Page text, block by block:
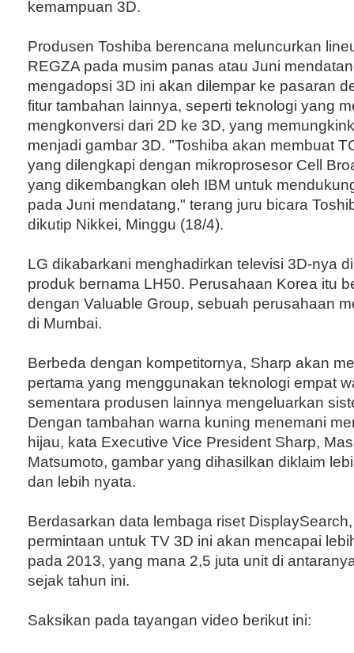
kemampuan 3D.
Produsen Toshiba berencana meluncurkan
REGZA pada musim panas atau Juni
mengadopsi 3D ini akan dilempar ke pasaran
fitur tambahan lainnya, seperti teknologi yang
mengkonversi dari 2D ke 3D, yang
menjadi gambar 3D. "Toshiba akan membuat
yang dilengkapi dengan mikroprosesor Cell
yang dikembangkan oleh IBM untuk
pada Juni mendatang," terang juru bicara
dikutip Nikkei, Minggu (18/4).
LG dikabarkani menghadirkan televisi 3D-nya
produk bernama LH50. Perusahaan Korea itu
dengan Valuable Group, sebuah perusahaan
di Mumbai.
Berbeda dengan kompetitornya, Sharp akan
pertama yang menggunakan teknologi empat
sementara produsen lainnya mengeluarkan
Dengan tambahan warna kuning menemani
hijau, kata Executive Vice President Sharp,
Matsumoto, gambar yang dihasilkan diklaim
dan lebih nyata.
Berdasarkan data lembaga riset
permintaan untuk TV 3D ini akan mencapai
pada 2013, yang mana 2,5 juta unit di
sejak tahun ini.
Saksikan pada tayangan video berikut ini: